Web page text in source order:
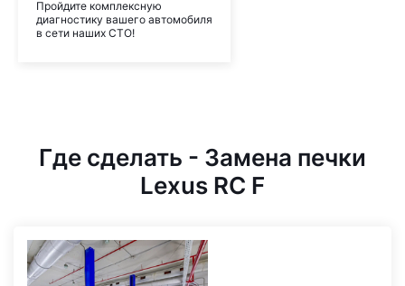
Пройдите комплексную
диагностику вашего автомобиля
в сети наших СТО!
Где сделать - Замена печки
Lexus RC F